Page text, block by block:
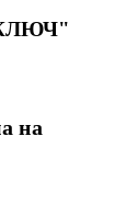
на